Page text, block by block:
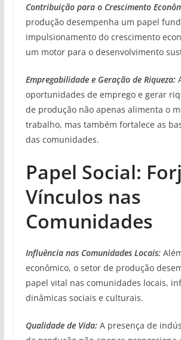
Contribuição para o Crescimento
produção desempenha um papel
impulsionamento do crescimento
um motor para o desenvolvimento
Empregabilidade e Geração de Riqueza:
oportunidades de emprego e gerar
de produção não apenas alimenta o
trabalho, mas também fortalece as
das comunidades.
Papel Social:
Vínculos nas
Comunidades
Influência nas Comunidades Locais:
econômico, o setor de produção
papel vital nas comunidades locais,
dinâmicas sociais e culturais.
Qualidade de Vida: A presença de